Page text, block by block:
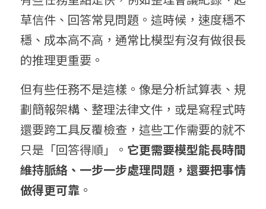
草信件、回答常見問題。這時候，速度穩不
穩、成本高不高，通常比模型有沒有做很長
的推理更重要。
但有些任務不是這樣。像是分析試算表、規
劃簡報架構、整理法律文件，或是寫程式時
還要跨工具反覆檢查，這些工作需要的就不
只是「回答得順」。 它更需要模型能長時間
維持脈絡、一步一步處理問題，還要把事情
做得更可靠 。